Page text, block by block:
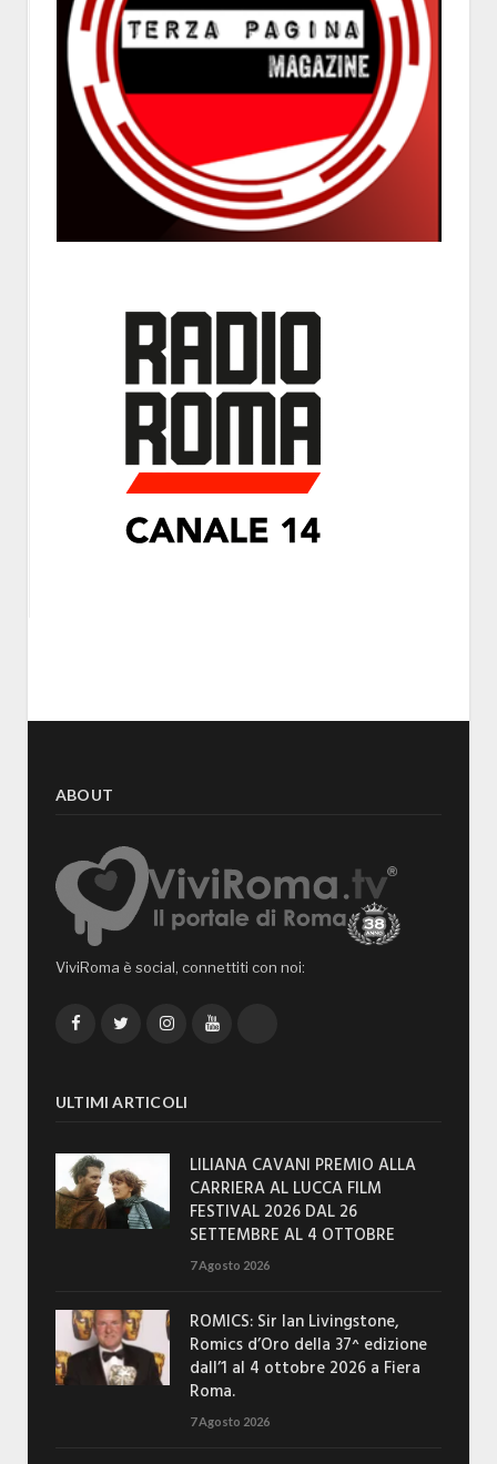
ABOUT
ViviRoma è social, connettiti con noi:
FacebookTwitterInstagramYouTube
ULTIMI ARTICOLI
LILIANA CAVANI PREMIO ALLA
CARRIERA AL LUCCA FILM
FESTIVAL 2026 DAL 26
SETTEMBRE AL 4 OTTOBRE
7 Agosto 2026
ROMICS: Sir Ian Livingstone,
Romics d’Oro della 37^ edizione
dall’1 al 4 ottobre 2026 a Fiera
Roma.
7 Agosto 2026